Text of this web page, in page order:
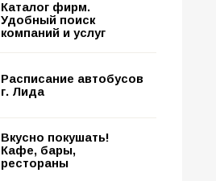
Каталог фирм.
Удобный поиск
компаний и услуг
Расписание автобусов
г. Лида
Вкусно покушать!
Кафе, бары,
рестораны